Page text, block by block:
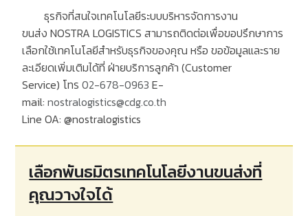
ธุรกิจที่สนใจเทคโนโลยีระบบบริหารจัดการงาน
ขนส่ง NOSTRA LOGISTICSสามารถติดต่อเพื่อขอปรึกษาการ
เลือกใช้เทคโนโลยีสำหรับธุรกิจของคุณ หรือ ขอข้อมูลและราย
ละเอียดเพิ่มเติมได้ที่ ฝ่ายบริการลูกค้า (Customer
Service) โทร 02-678-0963 E-
mail:nostralogistics@cdg.co.th
Line OA: @nostralogistics
เลือกพันธมิตรเทคโนโลยีงานขนส่งที่
คุณวางใจได้